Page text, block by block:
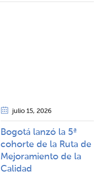
julio 15, 2026
Bogotá lanzó la 5ª
cohorte de la Ruta de
Mejoramiento de la
Calidad​​